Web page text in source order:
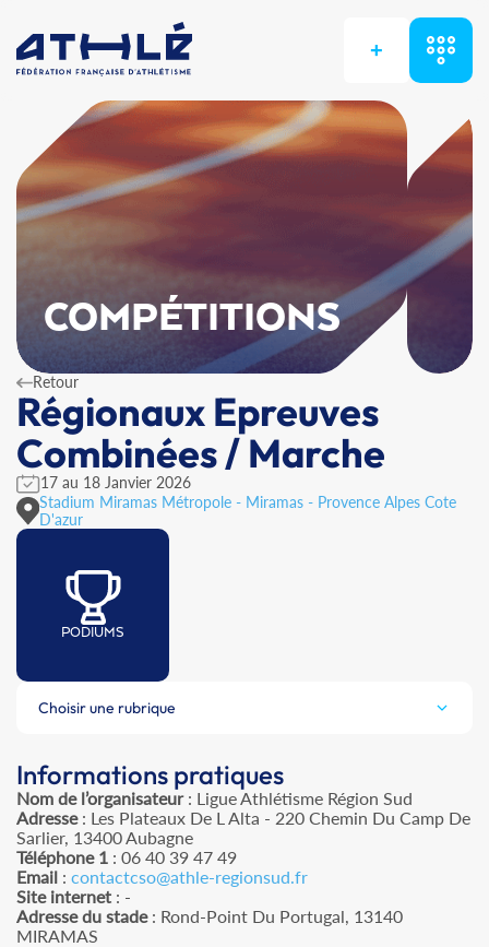
+
COMPÉTITIONS
Retour
Régionaux Epreuves
Combinées / Marche
17 au 18 Janvier 2026
Stadium Miramas Métropole - Miramas - Provence Alpes Cote
D'azur
PODIUMS
Choisir une rubrique
Informations pratiques
Nom de l’organisateur: Ligue Athlétisme Région Sud
Adresse: Les Plateaux De L Alta - 220 Chemin Du Camp De
Sarlier, 13400 Aubagne
Téléphone 1 : 06 40 39 47 49
Email : contactcso@athle-regionsud.fr
Site internet : -
Adresse du stade: Rond-Point Du Portugal, 13140
MIRAMAS